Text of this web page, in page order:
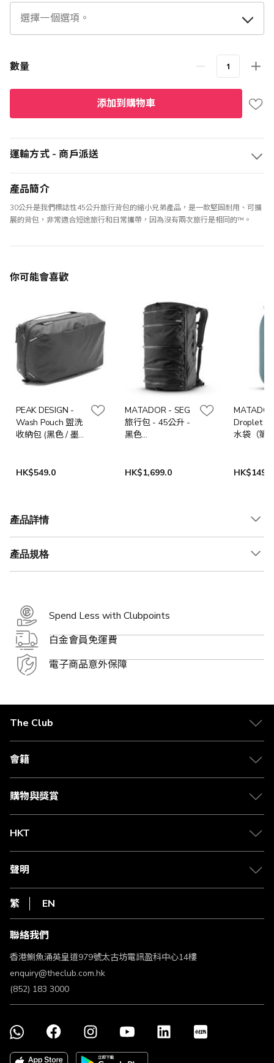
數量
添加到購物車
運輸方式 - 商戶派送
產品簡介
30公升是我們標誌性45公升旅行背包的縮小兄弟產品，是一款堅固耐用、可擴
展的背包，非常適合短途旅行和日常攜帶，因為沒有兩次旅行是相同的™。
你可能會喜歡
PEAK DESIGN -
Wash Pouch 盥洗
收納包 (黑色 / 墨
HK$549.0
MATADOR - SEG
旅行包 - 45公升 -
黑色
HK$1,699.0
Droplet
水袋（第
HK$149.0
產品詳情
產品規格
Spend Less with Clubpoints
白金會員免運費
電子商品意外保障
The Club
關於 The Club
合作夥伴
媒體中心
會籍
會籍及專屬禮遇
賺取積分
購物與獎賞
物流與配送
Club Shopping 商品領取站
常見問題
HKT
csl.
1010
HKT
聲明
私隱聲明
使用條款
條款及細則
不歧視及不騷擾聲明
認可牌照及通告
繁 EN
聯絡我們
香港鰂魚涌英皇道979號太古坊電訊盈科中心14樓
enquiry@theclub.com.hk
(852) 183 3000